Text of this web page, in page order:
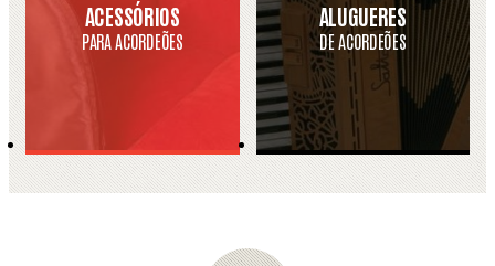
ACESSÓRIOS
PARA ACORDEÕES
ALUGUERES
DE ACORDEÕES